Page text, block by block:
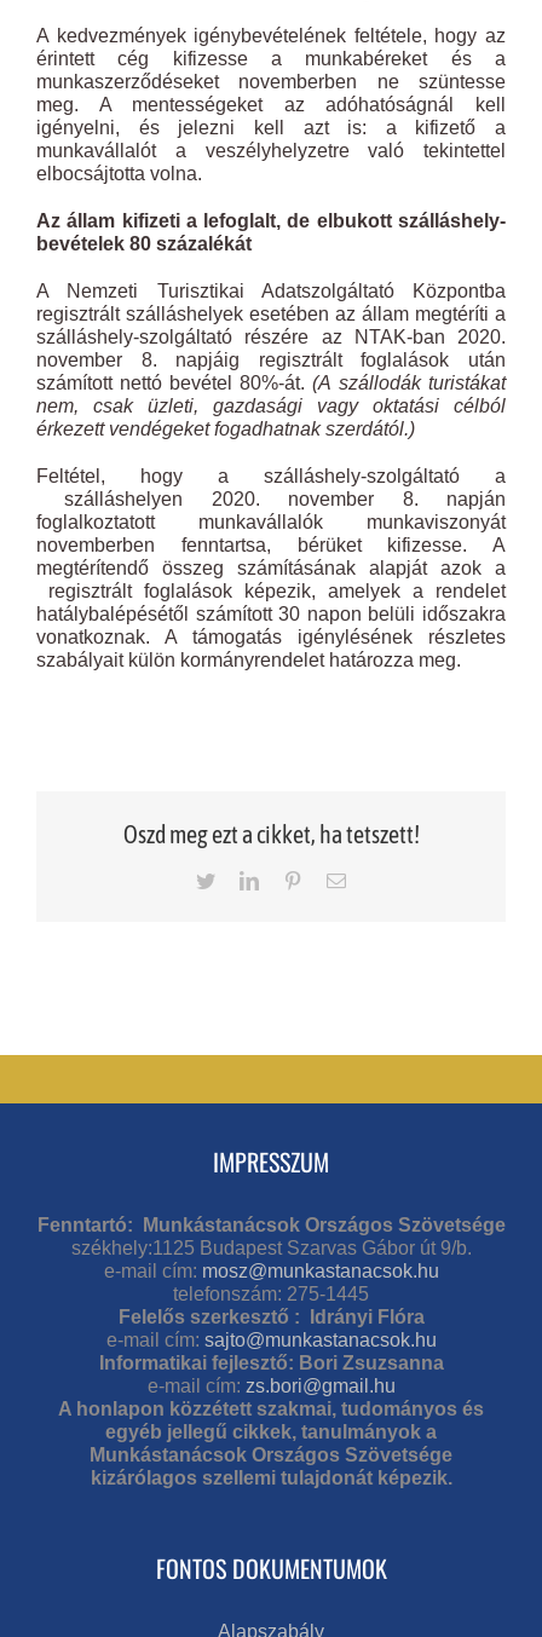
A kedvezmények igénybevételének feltétele, hogy az
érintett cég kifizesse a munkabéreket és a
munkaszerződéseket novemberben ne szüntesse
meg. A mentességeket az adóhatóságnál kell
igényelni, és jelezni kell azt is: a kifizető a
munkavállalót a veszélyhelyzetre való tekintettel
elbocsájtotta volna.
Az állam kifizeti a lefoglalt, de elbukott szálláshely-
bevételek 80 százalékát
A Nemzeti Turisztikai Adatszolgáltató Központba
regisztrált szálláshelyek esetében az állam megtéríti a
szálláshely-szolgáltató részére az NTAK-ban 2020.
november 8. napjáig regisztrált foglalások után
számított nettó bevétel 80%-át. (A szállodák turistákat
nem, csak üzleti, gazdasági vagy oktatási célból
érkezett vendégeket fogadhatnak szerdától.)
Feltétel, hogy a szálláshely-szolgáltató a
szálláshelyen 2020. november 8. napján
foglalkoztatott munkavállalók munkaviszonyát
novemberben fenntartsa, bérüket kifizesse. A
megtérítendő összeg számításának alapját azok a
regisztrált foglalások képezik, amelyek a rendelet
hatálybalépésétől számított 30 napon belüli időszakra
vonatkoznak. A támogatás igénylésének részletes
szabályait külön kormányrendelet határozza meg.
Oszd meg ezt a cikket, ha tetszett!
TwitterLinkedInPinterestEmail
IMPRESSZUM
Fenntartó: Munkástanácsok Országos Szövetsége
székhely:1125 Budapest Szarvas Gábor út 9/b.
e-mail cím: mosz@munkastanacsok.hu
telefonszám: 275-1445
Felelős szerkesztő : Idrányi Flóra
e-mail cím: sajto@munkastanacsok.hu
Informatikai fejlesztő: Bori Zsuzsanna
e-mail cím: zs.bori@gmail.hu
A honlapon közzétett szakmai, tudományos és
egyéb jellegű cikkek, tanulmányok a
Munkástanácsok Országos Szövetsége
kizárólagos szellemi tulajdonát képezik.
FONTOS DOKUMENTUMOK
Alapszabály